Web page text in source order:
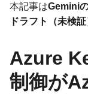
本記事はGemini
ドラフト（未検証
Azure
制御が